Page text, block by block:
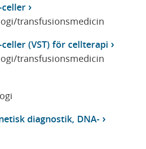
celler
transfusionsmedicin
(VST) för cellterapi
transfusionsmedicin
diagnostik, DNA-